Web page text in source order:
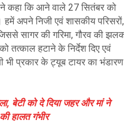
कहा कि आने वाले 27 सितंबर को
अपने निजी एवं शासकीय परिसरों,
सागर की गरिमा, गौरव की
तत्काल हटाने के निर्देश दिए एवं
प्रकार के ट्यूब टायर का भंडारण
बेटी को दे दिया जहर और मां ने
हालत गंभीर